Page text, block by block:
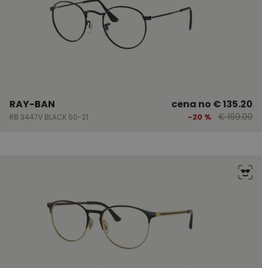
RAY-BAN
RB 3447V BLACK 50-21
cena no € 135.20
-20 % € 169.00